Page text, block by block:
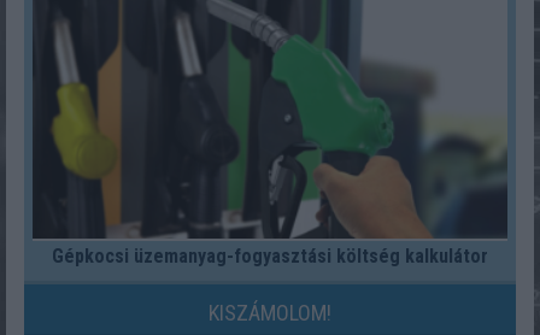
Gépkocsi üzemanyag-fogyasztási költség kalkulátor
KISZÁMOLOM!